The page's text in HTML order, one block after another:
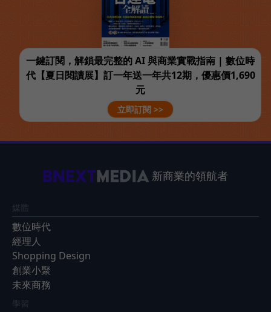
一鍵訂閱，解鎖最完整的 AI 與商業實戰指南 | 數位時
代【夏日閱讀展】訂一年送一年共12期，優惠價1,690
元
立即訂閱 >>
新商業的領航者
媒體
數位時代
經理人
Shopping Design
創業小聚
未來商務
學習